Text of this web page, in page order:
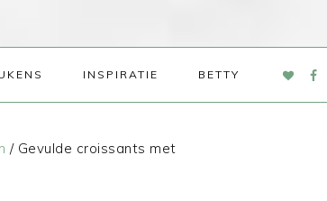
INSPIRATIE BETTY
NAV
/Gevulde croissants met